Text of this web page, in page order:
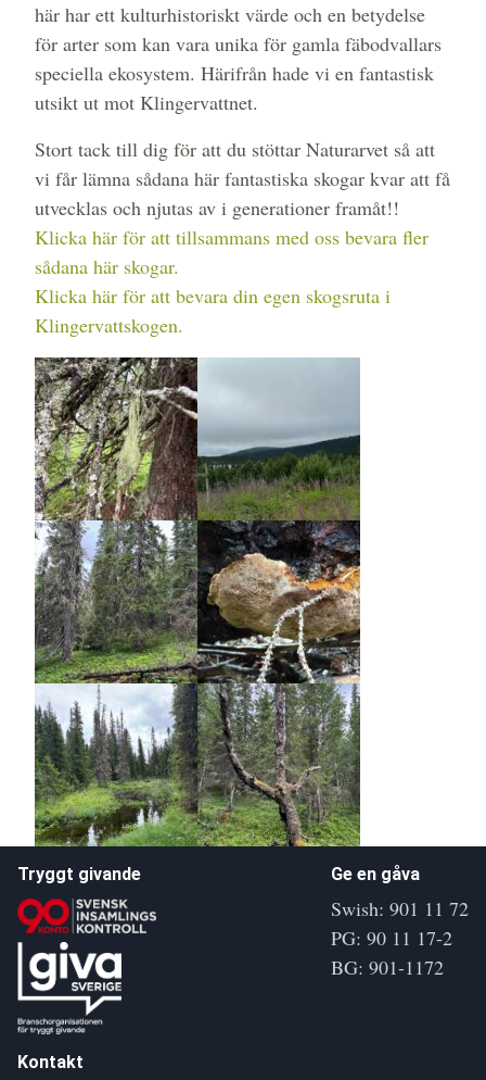
här har ett kulturhistoriskt värde och en betydelse
för arter som kan vara unika för gamla fäbodvallars
speciella ekosystem. Härifrån hade vi en fantastisk
utsikt ut mot Klingervattnet.
Stort tack till dig för att du stöttar Naturarvet så att
vi får lämna sådana här fantastiska skogar kvar att få
utvecklas och njutas av i generationer framåt!!
Klicka här för att tillsammans med oss bevara fler
sådana här skogar.
Klicka här för att bevara din egen skogsruta i
Klingervattskogen.
Tryggt givande Ge en gåva
Swish: 901 11 72
PG: 90 11 17-2
BG: 901-1172
Kontakt